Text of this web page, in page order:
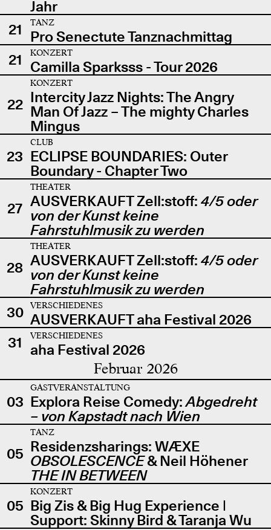
Jahr
21
TANZ
Pro Senectute Tanznachmittag
21
KONZERT
Camilla Sparksss - Tour 2026
22
KONZERT
Intercity Jazz Nights: The Angry
Man Of Jazz – The mighty Charles
Mingus
23
CLUB
ECLIPSE BOUNDARIES: Outer
Boundary - Chapter Two
27
THEATER
AUSVERKAUFT Zell:stoff: 4/5 oder
von der Kunst keine
Fahrstuhlmusik zu werden
28
THEATER
AUSVERKAUFT Zell:stoff: 4/5 oder
von der Kunst keine
Fahrstuhlmusik zu werden
30
VERSCHIEDENES
AUSVERKAUFT aha Festival 2026
31
VERSCHIEDENES
aha Festival 2026
Februar 2026
03
GASTVERANSTALTUNG
Explora Reise Comedy:Abgedreht
– von Kapstadt nach Wien
05
TANZ
Residenzsharings: WÆXE
OBSOLESCENCE& Neil Höhener
THE IN BETWEEN
05
KONZERT
Big Zis & Big Hug Experience |
Support: Skinny Bird & Taranja Wu